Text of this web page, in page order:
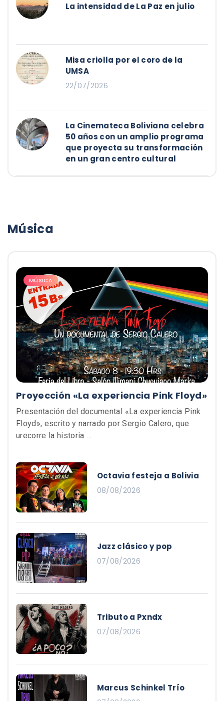
La intensidad de La Paz en julio
Misa criolla por el coro de la
UMSA
22/07/2026
La Cinemateca Boliviana celebra
50 años con un amplio programa
que proyecta su transformación
en un gran centro cultural
Música
MÚSICA
Proyección «La experiencia Pink Floyd»
Presentación del documental «La experiencia Pink
Floyd», escrito y narrado por Sergio Calero, que
urecorre la historia …
Octavia festeja a Bolivia
08/08/2026
Jazz clásico y pop
07/08/2026
Tributo a Pxndx
07/08/2026
Marcus Schinkel Trío